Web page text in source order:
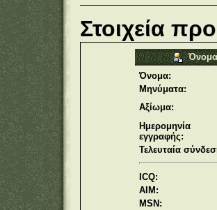
Στοιχεία
Όνομα
Όνομα:
Μηνύματα:
Αξίωμα:
Ημερομηνία
εγγραφής:
Τελευταία
ICQ:
AIM:
MSN: